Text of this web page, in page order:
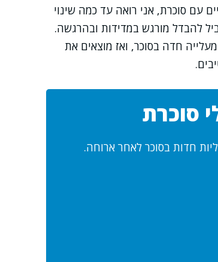
עם סוכרת, אני רואה עד כמה שינוי
להבדל מורגש במדידות ובהרגשה.
חדה בסוכר, ואז מוצאים את
סוכרת
חדות בסוכר לאחר ארוחה.